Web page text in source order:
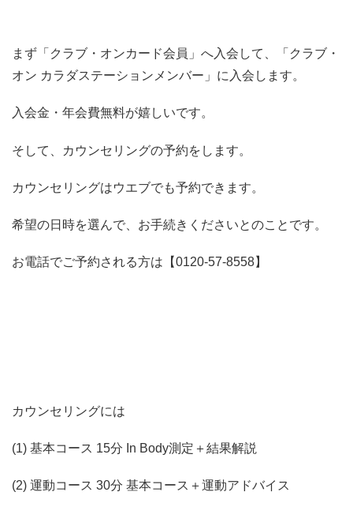
まず「クラブ・オンカード会員」へ入会して、「クラブ・
オン カラダステーションメンバー」に入会します。
入会金・年会費無料が嬉しいです。
そして、カウンセリングの予約をします。
カウンセリングはウエブでも予約できます。
希望の日時を選んで、お手続きくださいとのことです。
お電話でご予約される方は【0120-57-8558】
カウンセリングには
(1) 基本コース 15分 In Body測定＋結果解説
(2) 運動コース 30分 基本コース＋運動アドバイス